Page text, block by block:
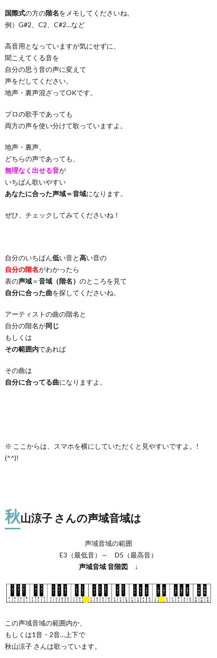
国際式の方の階名をメモしてくださいね。
例）G#2、C2、C#2…など
高音用となっていますが気にせずに、
聞こえてくる音を
自分の思う音の声に変えて
声をだしてください。
地声・裏声混ざってOKです。
プロの歌手であっても
両方の声を使い分けて歌っていますよ。
地声・裏声、
どちらの声であっても、
無理なく出せる音が
いちばん歌いやすい
あなたに合った声域＝音域になります。
ぜひ、チェックしてみてくださいね！
自分のいちばん低い音と高い音の
自分の階名がわかったら
表の声域＝音域（階名） のところを見て
自分に合った曲を探してくださいね。
アーティストの曲の階名と
自分の階名が同じ
もしくは
その範囲内であれば
その曲は
自分に合ってる曲になりますよ。
※ ここからは、スマホを横にしていただくと見やすいですよ。!
(^^)!
秋山涼子 さんの声域音域は
声域音域の範囲
E3（最低音）～ D5（最高音）
声域音域音階図 ↓
この声域音域の範囲内か、
もしくは1音・2音…上下で
秋山涼子 さんは歌っています。